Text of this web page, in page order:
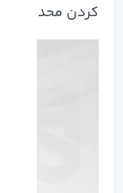
کردن محدودیت